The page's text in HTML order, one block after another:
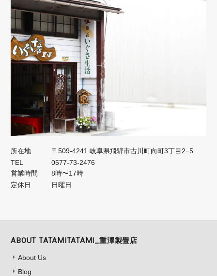
所在地
〒509-4241 岐阜県飛騨市古川町向町3丁目2−5
TEL
0577-73-2476
営業時間
8時〜17時
定休日
日曜日
ABOUT TATAMITATAMI_重澤製畳店
About Us
Blog